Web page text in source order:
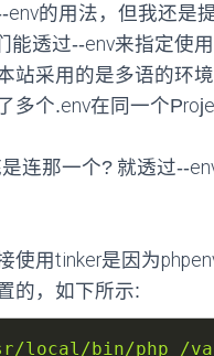
的用法，但我还是
能透过--env来指定使
站采用的是多语的环
多个.env在同一个
连那一个? 就透过--
使用tinker是因为
的，如下所示:
local/bin/php /